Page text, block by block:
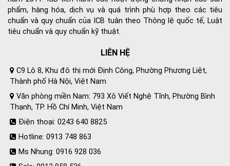
phẩm, hàng hóa, dịch vụ và quá trình phù hợp theo các tiêu
chuẩn và quy chuẩn của ICB tuân theo Thông lệ quốc tế, Luật
tiêu chuẩn và quy chuẩn kỹ thuật.
LIÊN HỆ
C9 Lô 8, Khu đô thị mới Định Công, Phường Phương Liệt,
Thành phố Hà Nội, Việt Nam
Văn phòng miền Nam: 793 Xô Viết Nghệ Tĩnh, Phường Bình
Thạnh, TP. Hồ Chí Minh, Việt Nam
Điện thoại: 0243 640 8825
Hotline: 0913 748 863
Ms Nhung: 0916 928 036